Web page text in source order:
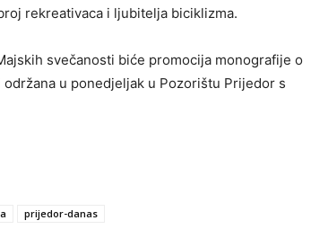
rekreativaca i ljubitelja biciklizma.
svečanosti biće promocija monografije o
u ponedjeljak u Pozorištu Prijedor s
prijedor-danas